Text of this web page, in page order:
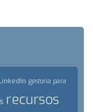
gestoría para
recursos